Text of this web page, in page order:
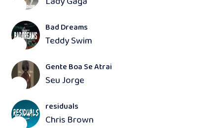
Bad Dreams
Teddy Swim
Gente Boa Se Atrai
Seu Jorge
residuals
Chris Brown